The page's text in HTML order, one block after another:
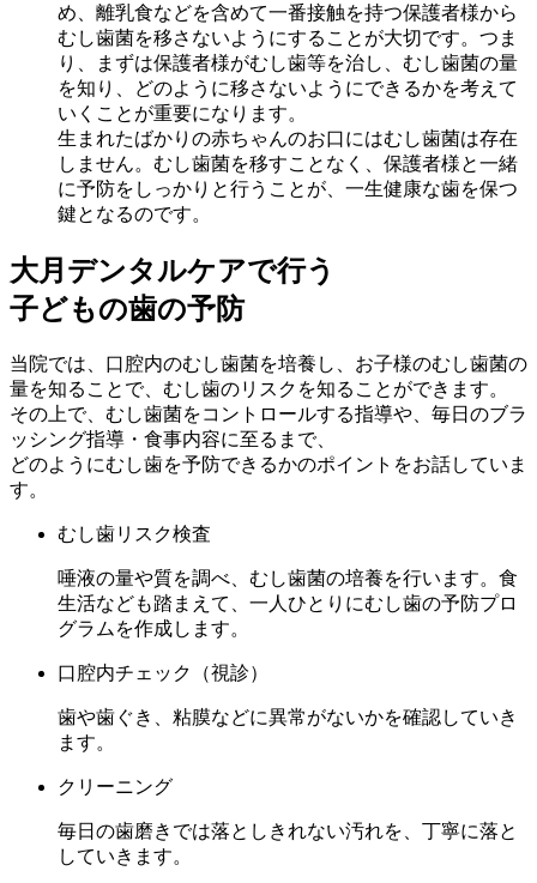
め、離乳食などを含めて一番接触を持つ保護者様から
むし歯菌を移さないようにすることが大切です。つま
り、まずは保護者様がむし歯等を治し、むし歯菌の量
を知り、どのように移さないようにできるかを考えて
いくことが重要になります。
生まれたばかりの赤ちゃんのお口にはむし歯菌は存在
しません。むし歯菌を移すことなく、保護者様と一緒
に予防をしっかりと行うことが、一生健康な歯を保つ
鍵となるのです。
大月デンタルケアで行う
子どもの歯の予防
当院では、口腔内のむし歯菌を培養し、お子様のむし歯菌の
量を知ることで、むし歯のリスクを知ることができます。
その上で、むし歯菌をコントロールする指導や、毎日のブラ
ッシング指導・食事内容に至るまで、
どのようにむし歯を予防できるかのポイントをお話していま
す。
むし歯リスク検査
唾液の量や質を調べ、むし歯菌の培養を行います。食
生活なども踏まえて、一人ひとりにむし歯の予防プロ
グラムを作成します。
口腔内チェック （視診）
歯や歯ぐき、粘膜などに異常がないかを確認していき
ます。
クリーニング
毎日の歯磨きでは落としきれない汚れを、丁寧に落と
していきます。